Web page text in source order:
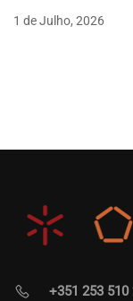
1 de Julho, 2026
+351 253 510